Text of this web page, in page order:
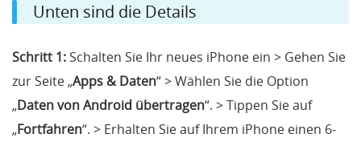
Unten sind die Details
Schritt 1: Schalten Sie Ihr neues iPhone ein > Gehen Sie
zur Seite „Apps & Daten“ > Wählen Sie die Option
„Daten von Android übertragen“. > Tippen Sie auf
„Fortfahren“. > Erhalten Sie auf Ihrem iPhone einen 6-